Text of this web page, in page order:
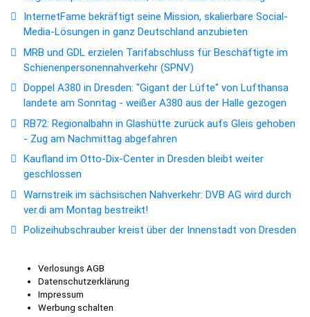
InternetFame bekräftigt seine Mission, skalierbare Social-
Media-Lösungen in ganz Deutschland anzubieten
MRB und GDL erzielen Tarifabschluss für Beschäftigte im
Schienenpersonennahverkehr (SPNV)
Doppel A380 in Dresden: "Gigant der Lüfte" von Lufthansa
landete am Sonntag - weißer A380 aus der Halle gezogen
RB72: Regionalbahn in Glashütte zurück aufs Gleis gehoben
- Zug am Nachmittag abgefahren
Kaufland im Otto-Dix-Center in Dresden bleibt weiter
geschlossen
Warnstreik im sächsischen Nahverkehr: DVB AG wird durch
ver.di am Montag bestreikt!
Polizeihubschrauber kreist über der Innenstadt von Dresden
Verlosungs AGB
Datenschutzerklärung
Impressum
Werbung schalten